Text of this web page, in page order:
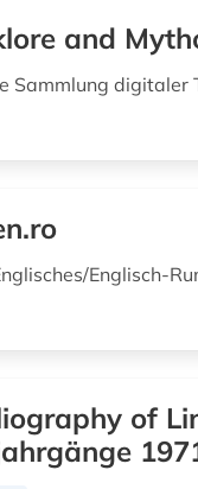
and
Sammlung digitaler
Englisch-
of